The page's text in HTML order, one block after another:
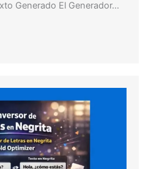
Generado El Generador…